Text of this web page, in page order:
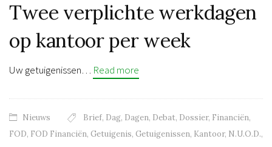
Twee verplichte werkdagen
op kantoor per week
Uw getuigenissen… Read more
Nieuws Brief, Dag, Dagen, Debat, Dossier, Financiën,
FOD, FOD Financiën, Getuigenis, Getuigenissen, Kantoor, N.U.O.D.,